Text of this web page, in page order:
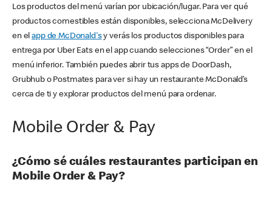
Los productos del menú varían por ubicación/lugar. Para ver qué
productos comestibles están disponibles, selecciona McDelivery
en elapp de McDonald'sy verás los productos disponibles para
entrega por Uber Eats en el app cuando selecciones “Order” en el
menú inferior. También puedes abrir tus apps de DoorDash,
Grubhub o Postmates para ver si hay un restaurante McDonald’s
cerca de ti y explorar productos del menú para ordenar.
Mobile Order & Pay
¿Cómo sé cuáles restaurantes participan en
Mobile Order & Pay?